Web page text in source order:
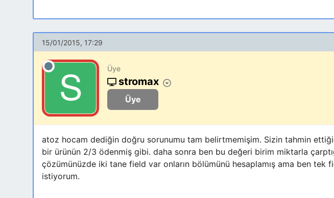
15/01/2015, 17:29
Üye
stromax
Üye
atoz hocam dediğin doğru sorunumu tam belirtmemişim. Sizin tahmin
bir ürünün 2/3 ödenmiş gibi. daha sonra ben bu değeri birim miktarla
çözümünüzde iki tane field var onların bölümünü hesaplamış ama ben
istiyorum.